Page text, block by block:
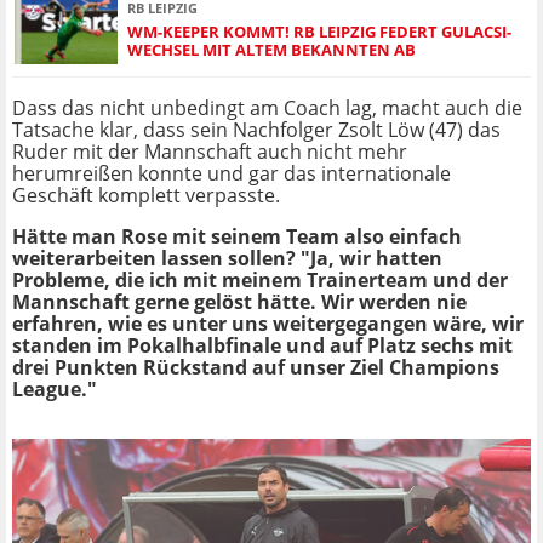
RB LEIPZIG
WM-KEEPER KOMMT! RB LEIPZIG FEDERT GULACSI-
WECHSEL MIT ALTEM BEKANNTEN AB
Dass das nicht unbedingt am Coach lag, macht auch die
Tatsache klar, dass sein Nachfolger Zsolt Löw (47) das
Ruder mit der Mannschaft auch nicht mehr
herumreißen konnte und gar das internationale
Geschäft komplett verpasste.
Hätte man Rose mit seinem Team also einfach
weiterarbeiten lassen sollen? "Ja, wir hatten
Probleme, die ich mit meinem Trainerteam und der
Mannschaft gerne gelöst hätte. Wir werden nie
erfahren, wie es unter uns weitergegangen wäre, wir
standen im Pokalhalbfinale und auf Platz sechs mit
drei Punkten Rückstand auf unser Ziel Champions
League."